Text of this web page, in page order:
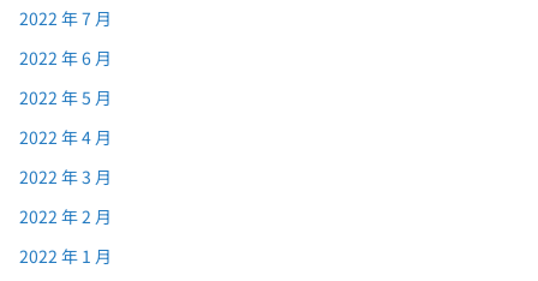
2022 年 7 月
2022 年 6 月
2022 年 5 月
2022 年 4 月
2022 年 3 月
2022 年 2 月
2022 年 1 月